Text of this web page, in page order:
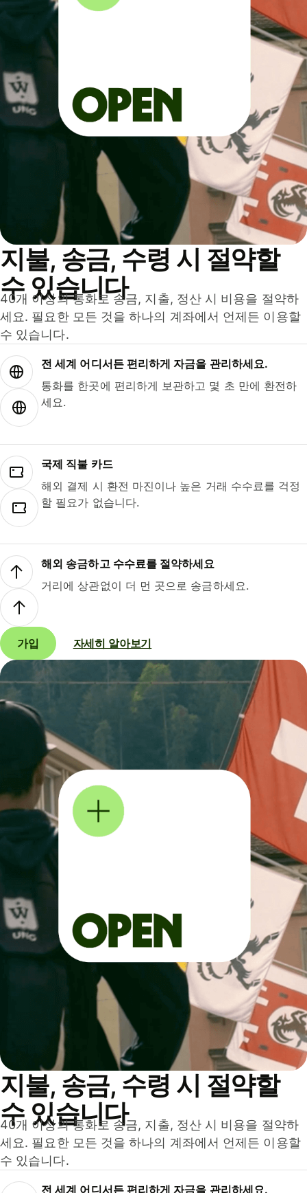
지불, 송금, 수령 시 절약할
수 있습니다
40개 이상의 통화로 송금, 지출, 정산 시 비용을 절약하
세요. 필요한 모든 것을 하나의 계좌에서 언제든 이용할
수 있습니다.
전 세계 어디서든 편리하게 자금을 관리하세요.
통화를 한곳에 편리하게 보관하고 몇 초 만에 환전하
세요.
국제 직불 카드
해외 결제 시 환전 마진이나 높은 거래 수수료를 걱정
할 필요가 없습니다.
해외 송금하고 수수료를 절약하세요
거리에 상관없이 더 먼 곳으로 송금하세요.
가입 자세히 알아보기
지불, 송금, 수령 시 절약할
수 있습니다
40개 이상의 통화로 송금, 지출, 정산 시 비용을 절약하
세요. 필요한 모든 것을 하나의 계좌에서 언제든 이용할
수 있습니다.
전 세계 어디서든 편리하게 자금을 관리하세요.